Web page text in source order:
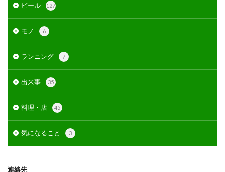
ビール 127
モノ 6
ランニング 7
出来事 35
料理・店 45
気になること 3
連絡先